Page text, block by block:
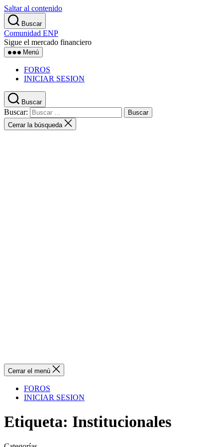
Saltar al contenido
Buscar
Comunidad ENP
Sigue el mercado financiero
Menú
FOROS
INICIAR SESION
Buscar
Buscar:
Cerrar la búsqueda
Cerrar el menú
FOROS
INICIAR SESION
Etiqueta: Institucionales